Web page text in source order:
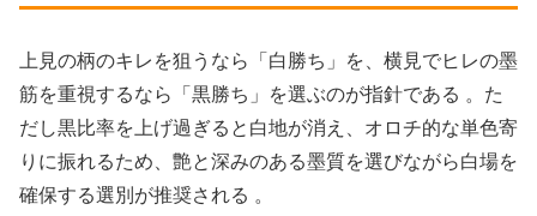
上見の柄のキレを狙うなら「白勝ち」を、横見でヒレの墨
筋を重視するなら「黒勝ち」を選ぶのが指針である 。た
だし黒比率を上げ過ぎると白地が消え、オロチ的な単色寄
りに振れるため、艶と深みのある墨質を選びながら白場を
確保する選別が推奨される 。